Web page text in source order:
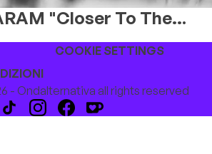
"Closer To The
Album
COOKIE SETTINGS
- Ondalternativa all rights reserved